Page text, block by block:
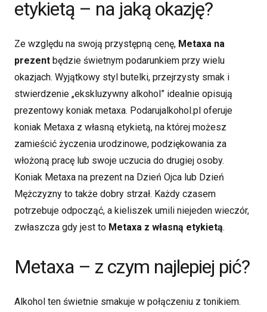
etykietą – na jaką okazję?
Ze względu na swoją przystępną cenę, Metaxa na
prezent będzie świetnym podarunkiem przy wielu
okazjach. Wyjątkowy styl butelki, przejrzysty smak i
stwierdzenie „ekskluzywny alkohol” idealnie opisują
prezentowy koniak metaxa. Podarujalkohol.pl oferuje
koniak Metaxa z własną etykietą, na której możesz
zamieścić życzenia urodzinowe, podziękowania za
włożoną pracę lub swoje uczucia do drugiej osoby.
Koniak Metaxa na prezent na Dzień Ojca lub Dzień
Mężczyzny to także dobry strzał. Każdy czasem
potrzebuje odpocząć, a kieliszek umili niejeden wieczór,
zwłaszcza gdy jest to Metaxa z własną etykietą.
Metaxa – z czym najlepiej pić?
Alkohol ten świetnie smakuje w połączeniu z tonikiem.